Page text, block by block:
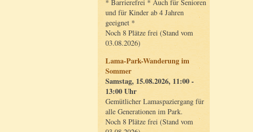
* Barrierefrei * Auch für Senioren
und für Kinder ab 4 Jahren
geeignet *
Noch 8 Plätze frei (Stand vom
03.08.2026)
Lama-Park-Wanderung im
Sommer
Samstag, 15.08.2026, 11:00 -
13:00 Uhr
Gemütlicher Lamaspaziergang für
alle Generationen im Park.
Noch 8 Plätze frei (Stand vom